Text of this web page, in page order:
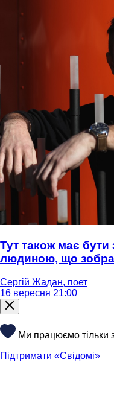
Тут також має бути
людиною, що
Сергій Жадан, поет
16 вересня 21:00
Ми працюємо тільки
Підтримати «Свідомі»